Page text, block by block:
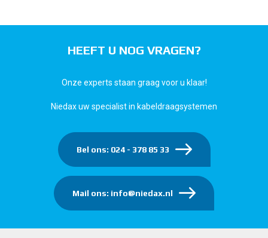
HEEFT U NOG VRAGEN?
Onze experts staan graag voor u klaar!
Niedax uw specialist in kabeldraagsystemen
Bel ons: 024 - 378 85 33
Mail ons: info@niedax.nl